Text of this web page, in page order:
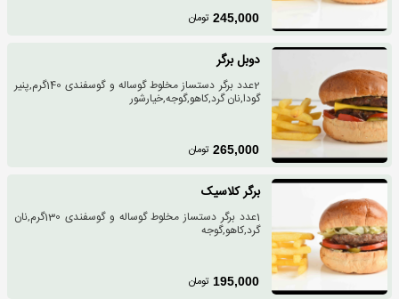
245,000 تومان
دوبل برگر
2عدد برگر دستساز مخلوط گوساله و گوسفندی 140گرم,پنیر
گودا,نان گرد,کاهو,گوجه,خیارشور
265,000 تومان
برگر کلاسیک
1عدد برگر دستساز مخلوط گوساله و گوسفندی 130گرم,نان
گرد,کاهو,گوجه
195,000 تومان